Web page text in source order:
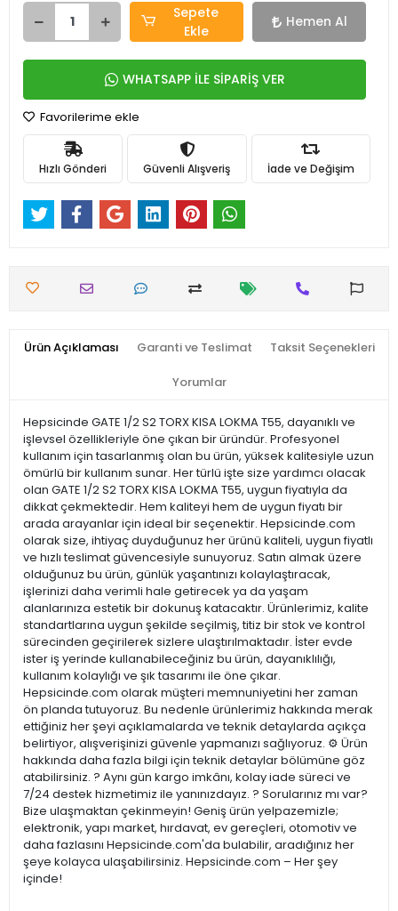
Sepete
Ekle
Hemen Al
WHATSAPP İLE SİPARİŞ VER
Favorilerime ekle
Hızlı Gönderi Güvenli Alışveriş İade ve Değişim
Ürün Açıklaması Garanti ve Teslimat Taksit Seçenekleri
Yorumlar
Hepsicinde GATE 1/2 S2 TORX KISA LOKMA T55, dayanıklı ve
işlevsel özellikleriyle öne çıkan bir üründür. Profesyonel
kullanım için tasarlanmış olan bu ürün, yüksek kalitesiyle uzun
ömürlü bir kullanım sunar. Her türlü işte size yardımcı olacak
olan GATE 1/2 S2 TORX KISA LOKMA T55, uygun fiyatıyla da
dikkat çekmektedir. Hem kaliteyi hem de uygun fiyatı bir
arada arayanlar için ideal bir seçenektir. Hepsicinde.com
olarak size, ihtiyaç duyduğunuz her ürünü kaliteli, uygun fiyatlı
ve hızlı teslimat güvencesiyle sunuyoruz. Satın almak üzere
olduğunuz bu ürün, günlük yaşantınızı kolaylaştıracak,
işlerinizi daha verimli hale getirecek ya da yaşam
alanlarınıza estetik bir dokunuş katacaktır. Ürünlerimiz, kalite
standartlarına uygun şekilde seçilmiş, titiz bir stok ve kontrol
sürecinden geçirilerek sizlere ulaştırılmaktadır. İster evde
ister iş yerinde kullanabileceğiniz bu ürün, dayanıklılığı,
kullanım kolaylığı ve şık tasarımı ile öne çıkar.
Hepsicinde.com olarak müşteri memnuniyetini her zaman
ön planda tutuyoruz. Bu nedenle ürünlerimiz hakkında merak
ettiğiniz her şeyi açıklamalarda ve teknik detaylarda açıkça
belirtiyor, alışverişinizi güvenle yapmanızı sağlıyoruz. ⚙️ Ürün
hakkında daha fazla bilgi için teknik detaylar bölümüne göz
atabilirsiniz. ? Aynı gün kargo imkânı, kolay iade süreci ve
7/24 destek hizmetimiz ile yanınızdayız. ? Sorularınız mı var?
Bize ulaşmaktan çekinmeyin! Geniş ürün yelpazemizle;
elektronik, yapı market, hırdavat, ev gereçleri, otomotiv ve
daha fazlasını Hepsicinde.com'da bulabilir, aradığınız her
şeye kolayca ulaşabilirsiniz. Hepsicinde.com – Her şey
içinde!